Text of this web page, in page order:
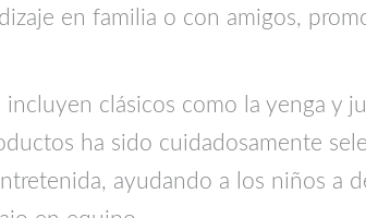
en familia o con amigos,
clásicos como la yenga y
ha sido cuidadosamente
ayudando a los niños a